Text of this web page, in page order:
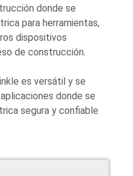
donde se
para herramientas,
dispositivos
de construcción.
es versátil y se
donde se
segura y confiable